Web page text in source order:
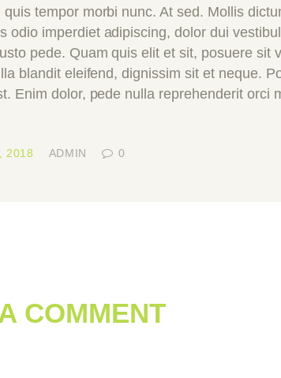
quis tempor morbi nunc. At sed. Mollis
odio imperdiet adipiscing, dolor dui
pede. Quam quis elit et sit, posuere
blandit eleifend, dignissim sit et neque.
Enim dolor, pede nulla reprehenderit orci
2018 ADMIN 0
COMMENT